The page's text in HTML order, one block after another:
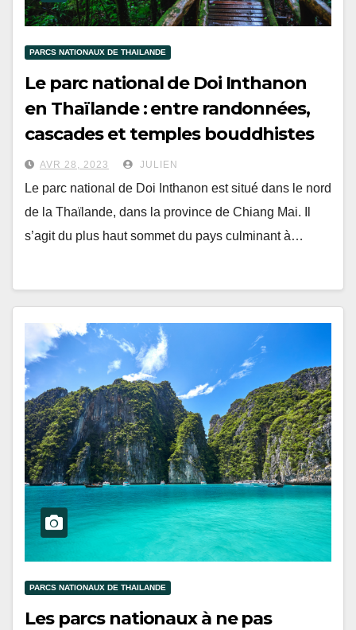
PARCS NATIONAUX DE THAILANDE
Le parc national de Doi Inthanon
en Thaïlande : entre randonnées,
cascades et temples bouddhistes
AVR 28, 2023 JULIEN
Le parc national de Doi Inthanon est situé dans le nord
de la Thaïlande, dans la province de Chiang Mai. Il
s’agit du plus haut sommet du pays culminant à…
PARCS NATIONAUX DE THAILANDE
Les parcs nationaux à ne pas